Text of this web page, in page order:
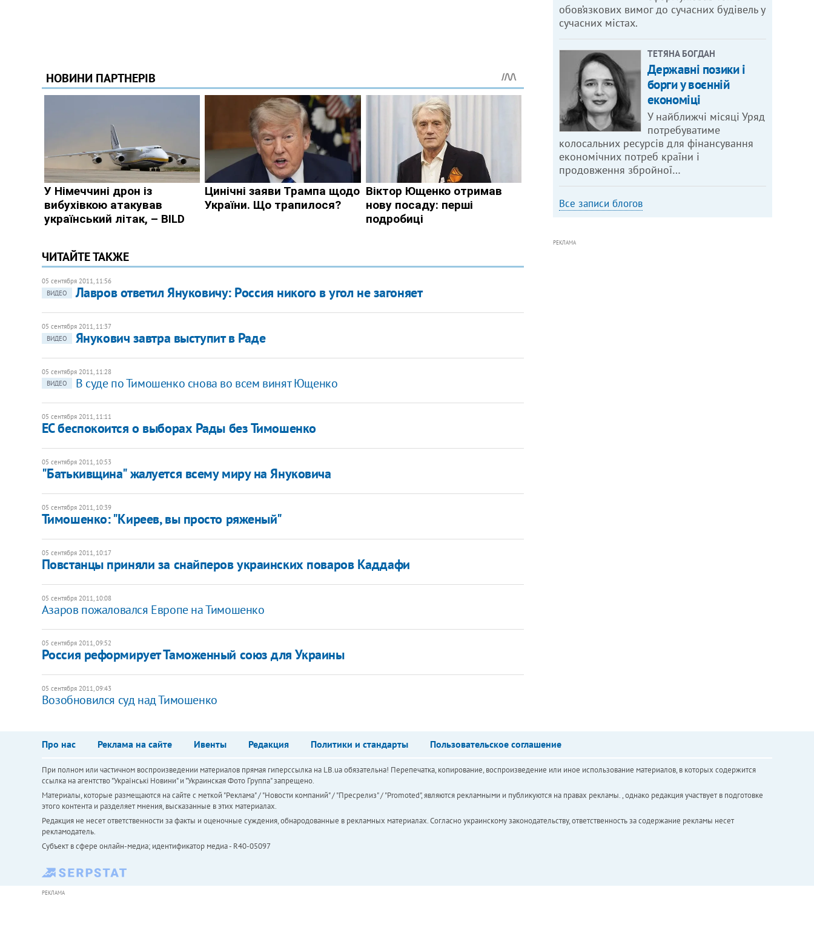
ЧИТАЙТЕ ТАКЖЕ
05 сентября 2011, 11:56
ВИДЕО
Лавров ответил Януковичу: Россия никого в угол не загоняет
05 сентября 2011, 11:37
ВИДЕО
Янукович завтра выступит в Раде
05 сентября 2011, 11:28
ВИДЕО
В суде по Тимошенко снова во всем винят Ющенко
05 сентября 2011, 11:11
ЕС беспокоится о выборах Рады без Тимошенко
05 сентября 2011, 10:53
"Батькивщина" жалуется всему миру на Януковича
05 сентября 2011, 10:39
Тимошенко: "Киреев, вы просто ряженый"
05 сентября 2011, 10:17
Повстанцы приняли за снайперов украинских поваров Каддафи
05 сентября 2011, 10:08
Азаров пожаловался Европе на Тимошенко
05 сентября 2011, 09:52
Россия реформирует Таможенный союз для Украины
05 сентября 2011, 09:43
Возобновился суд над Тимошенко
обов’язкових вимог до сучасних будівель у
сучасних містах.
ТЕТЯНА БОГДАН
Державні позики і
борги у воєнній
економіці
У найближчі місяці Уряд
потребуватиме
колосальних ресурсів для фінансування
економічних потреб країни і
продовження збройної…
Все записи блогов
РЕКЛАМА
Про нас Реклама на сайте Ивенты Редакция Политики и стандарты Пользовательское соглашение
При полном или частичном воспроизведении материалов прямая гиперссылка на LB.ua обязательна! Перепечатка, копирование, воспроизведение или иное использование материалов, в которых содержится
ссылка на агентство "Українськi Новини" и "Украинская Фото Группа" запрещено.
Материалы, которые размещаются на сайте с меткой "Реклама" / "Новости компаний" / "Пресрелиз" / "Promoted", являются рекламными и публикуются на правах рекламы. , однако редакция участвует в подготовке
этого контента и разделяет мнения, высказанные в этих материалах.
Редакция не несет ответственности за факты и оценочные суждения, обнародованные в рекламных материалах. Согласно украинскому законодательству, ответственность за содержание рекламы несет
рекламодатель.
Субъект в сфере онлайн-медиа; идентификатор медиа - R40-05097
РЕКЛАМА